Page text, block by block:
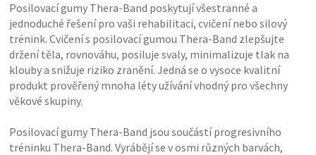
Posilovací gumy Thera-Band poskytují všestranné a
jednoduché řešení pro vaši rehabilitaci, cvičení nebo silový
trénink. Cvičení s posilovací gumou Thera-Band zlepšujte
držení těla, rovnováhu, posiluje svaly, minimalizuje tlak na
klouby a snižuje riziko zranění. Jedná se o vysoce kvalitní
produkt prověřený mnoha léty užívání vhodný pro všechny
věkové skupiny.
Posilovací gumy Thera-Band jsou součástí progresivního
tréninku Thera-Band. Vyrábějí se v osmi různých barvách,